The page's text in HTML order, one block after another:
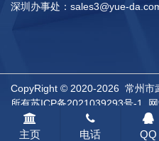
深圳办事处： sales3@yue-
CopyRight © 2020-2026 常州市
所有苏ICP备2021039293号-1
主页 电话 QQ